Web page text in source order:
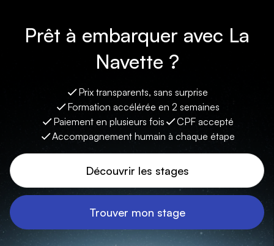
Prêt à embarquer avec La
Navette ?
Prix transparents, sans surprise
Formation accélérée en 2 semaines
Paiement en plusieurs fois
CPF accepté
Accompagnement humain à chaque étape
Découvrir les stages
Trouver mon stage